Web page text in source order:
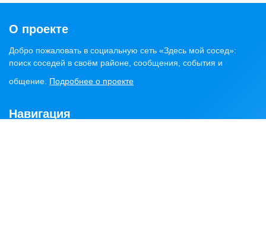
О проекте
Добро пожаловать в социальную сеть «Здесь мой сосед»:
поиск соседей в своём районе, сообщения, события и
общение. Подробнее о проекте
Навигация